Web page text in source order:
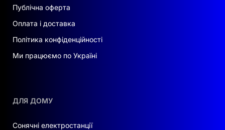
Публічна оферта
Оплата і доставка
Політика конфіденційності
Ми працюємо по Україні
ДЛЯ ДОМУ
Сонячні електростанції